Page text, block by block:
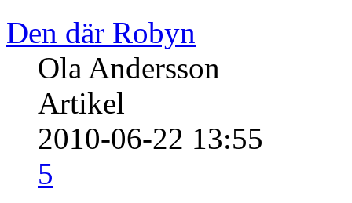
Den där Robyn
Ola Andersson
Artikel
2010-06-22 13:55
5